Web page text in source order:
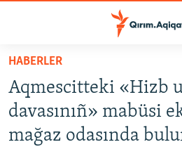
Esas
qaytmaq
Baş
navigatsiyağa
qaytmaq
SİYASET
İQTİSADİYAT
HABERLER
Aqmescitteki «Hizb
davasınıñ» mabüsi
mağaz odasında